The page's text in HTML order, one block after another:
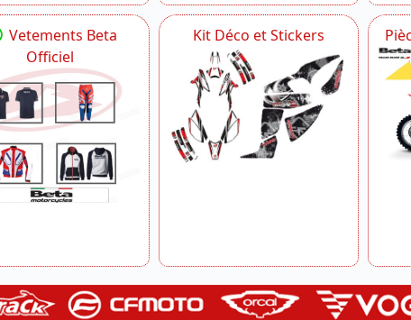
Vetements Beta
Officiel
Kit Déco et Stickers